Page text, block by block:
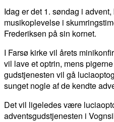
Idag er det 1. søndag i
musikoplevelse i
Frederiksen på sin kornet.
I Farsø kirke vil årets
vil lave et optrin, mens
gudstjenesten vil gå
sunget nogle af de kendte
Det vil ligeledes være
adventsgudstjenesten i